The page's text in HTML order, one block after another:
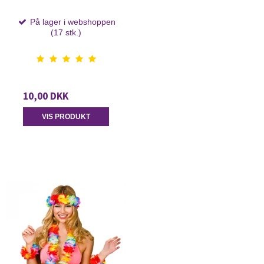
På lager i webshoppen
(17 stk.)
10,00 DKK
VIS PRODUKT